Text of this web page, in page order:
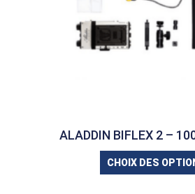
ALADDIN BIFLEX 2 –
CHOIX DES